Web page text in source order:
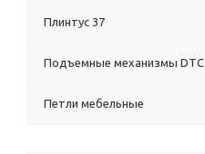
Плинтус 37
Подъемные механизмы DTC
Петли мебельные